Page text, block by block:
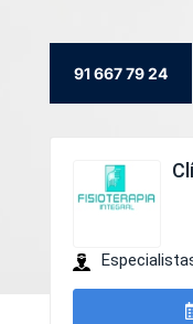
91 667 79 24